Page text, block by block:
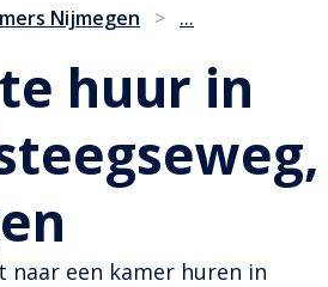
Nijmegen > ...
huur in
naar een kamer huren in